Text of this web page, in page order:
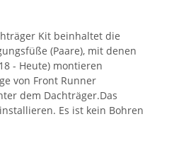
Kit beinhaltet die
(Paare), mit denen
- Heute) montieren
von Front Runner
dem Dachträger.Das
Es ist kein Bohren